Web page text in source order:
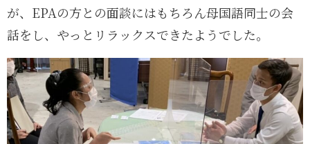
が、EPAの方との面談にはもちろん母国語同士の会
話をし、やっとリラックスできたようでした。